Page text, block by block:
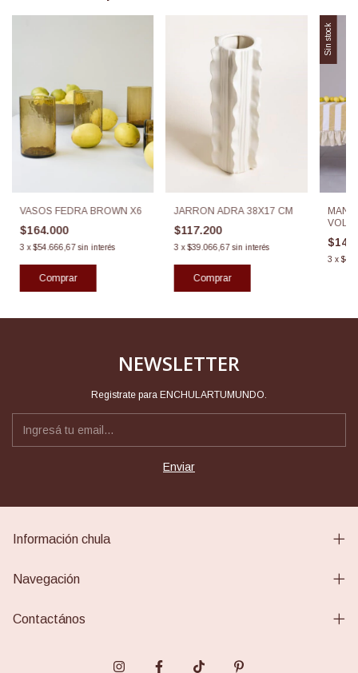
VASOS FEDRA BROWN X6
$164.000
3 x$54.666,67 sin interés
JARRON ADRA 38X17 CM
$117.200
3 x$39.066,67 sin interés
Sin stock
3 x
NEWSLETTER
Registrate para ENCHULARTUMUNDO.
Información chula
Navegación
Contactános